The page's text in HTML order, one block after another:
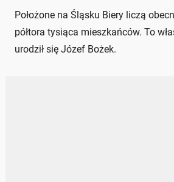
Położone na Śląsku Biery liczą
półtora tysiąca mieszkańców. To
urodził się Józef Bożek.